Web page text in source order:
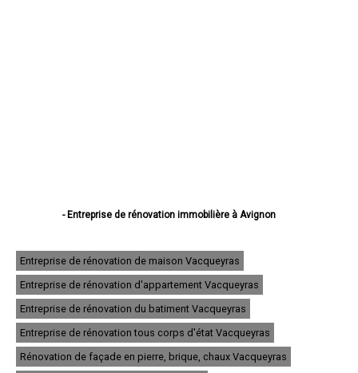
- Entreprise de rénovation immobilière à Avignon
- Entreprise de rénovation immobilière à Cavaillon
- Entreprise de rénovation immobilière à L'Isle-sur-la-Sorgue
- Entreprise de rénovation immobilière à Pertuis
- Entreprise de rénovation immobilière à Sorgues
- Entreprise de rénovation immobilière à Le Pontet
- Entreprise de rénovation immobilière à Bollène
- Entreprise de rénovation immobilière à Apt
- Entreprise de rénovation immobilière à Monteux
Entreprise de rénovation de maison Vacqueyras
Entreprise de rénovation d'appartement Vacqueyras
Entreprise de rénovation du batiment Vacqueyras
Entreprise de rénovation tous corps d'état Vacqueyras
Rénovation de façade en pierre, brique, chaux Vacqueyras